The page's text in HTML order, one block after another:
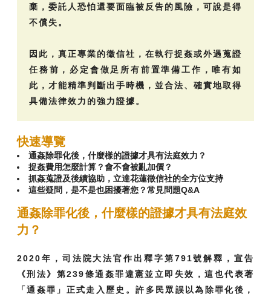
棄，委託人恐怕還要面臨被反告的風險，可說是得
不償失。
因此，真正專業的徵信社，在執行捉姦或外遇蒐證
任務前，必定會做足所有前置準備工作，唯有如
此，才能精準判斷出手時機，並合法、確實地取得
具備法律效力的強力證據。
快速導覽
通姦除罪化後，什麼樣的證據才具有法庭效力？
捉姦費用怎麼計算？會不會被亂加價？
抓姦蒐證及後續協助，立達花蓮徵信社的全方位支持
這些疑問，是不是也困擾著您？常見問題Q&A
通姦除罪化後，什麼樣的證據才具有法庭效
力？
2020年，司法院大法官作出釋字第791號解釋，宣告
《刑法》第239條通姦罪違憲並立即失效，這也代表著
「通姦罪」正式走入歷史。許多民眾誤以為除罪化後，